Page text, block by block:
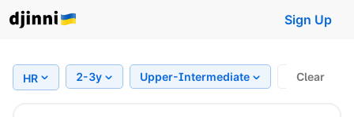
Sign Up
HR 2-3y Upper-Intermediate Region
Clear